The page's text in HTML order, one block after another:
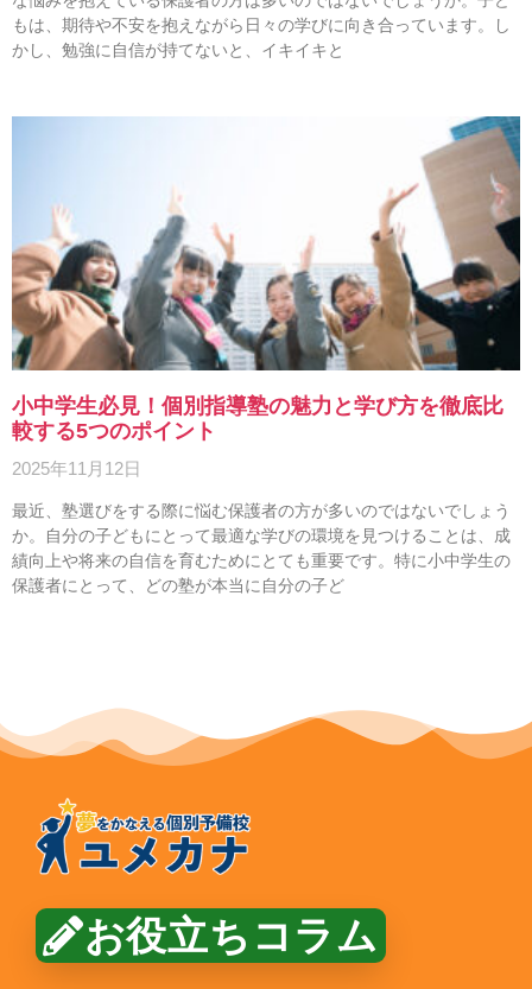
もは、期待や不安を抱えながら日々の学びに向き合っています。し
かし、勉強に自信が持てないと、イキイキと
小中学生必見！個別指導塾の魅力と学び方を徹底比
較する5つのポイント
2025年11月12日
最近、塾選びをする際に悩む保護者の方が多いのではないでしょう
か。自分の子どもにとって最適な学びの環境を見つけることは、成
績向上や将来の自信を育むためにとても重要です。特に小中学生の
保護者にとって、どの塾が本当に自分の子ど
お役立ちコラム